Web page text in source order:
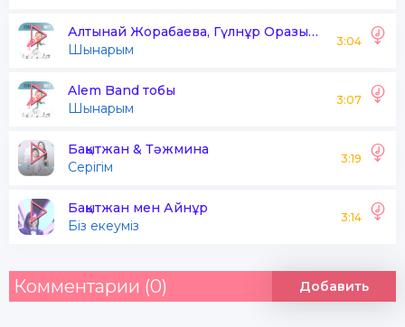
Алтынай Жорабаева, Гүлнұр Оразымбетова
Шынарым
3:04
Alem Band тобы
Шынарым
3:07
Бақытжан & Тәжмина
Серігім
3:19
Бақытжан мен Айнұр
Біз екеуміз
3:14
Комментарии (0) Добавить